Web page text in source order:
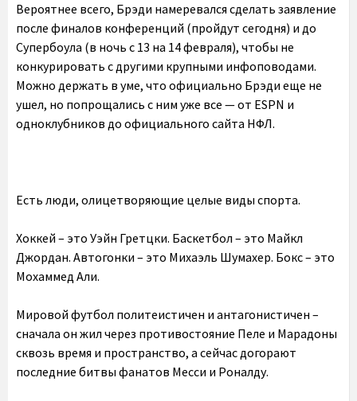
Вероятнее всего, Брэди намеревался сделать заявление
после финалов конференций (пройдут сегодня) и до
Супербоула (в ночь с 13 на 14 февраля), чтобы не
конкурировать с другими крупными инфоповодами.
Можно держать в уме, что официально Брэди еще не
ушел, но попрощались с ним уже все — от ESPN и
одноклубников до официального сайта НФЛ.
Есть люди, олицетворяющие целые виды спорта.
Хоккей – это Уэйн Гретцки. Баскетбол – это Майкл
Джордан. Автогонки – это Михаэль Шумахер. Бокс – это
Мохаммед Али.
Мировой футбол политеистичен и антагонистичен –
сначала он жил через противостояние Пеле и Марадоны
сквозь время и пространство, а сейчас догорают
последние битвы фанатов Месси и Роналду.